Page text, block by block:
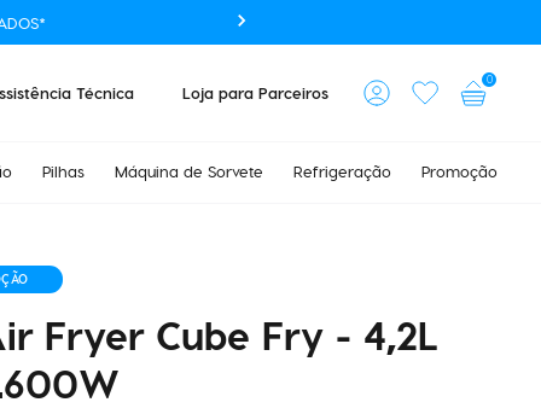
Técnica Loja para Parceiros
0
Pilhas Máquina de Sorvete Refrigeração Promoção
Fryer Cube Fry - 4,2L